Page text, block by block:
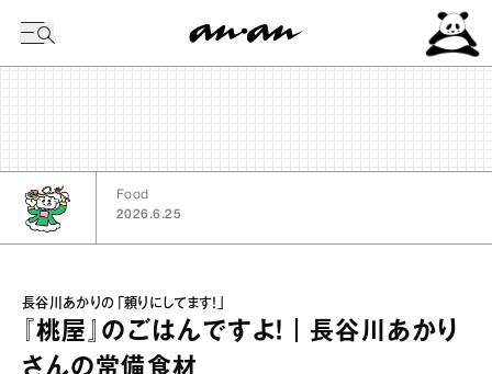
Food
2026.6.25
長谷川あかりの「頼りにしてます！」
『桃屋』のごはんですよ！｜長谷川あかり
さんの常備食材